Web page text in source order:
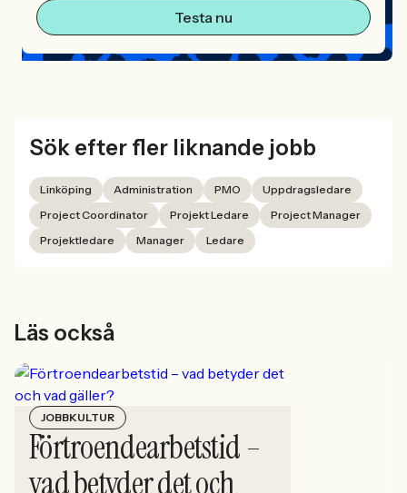
Testa nu
Sök efter fler liknande jobb
Linköping Administration PMO
Uppdragsledare
Project Coordinator
Projekt Ledare
Project Manager
Projektledare
Manager Ledare
Läs också
JOBBKULTUR
Förtroendearbetstid –
vad betyder det och